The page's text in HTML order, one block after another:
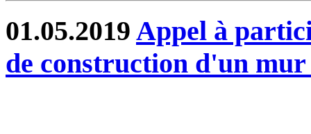
01.05.2019 Appel à
de construction d'un